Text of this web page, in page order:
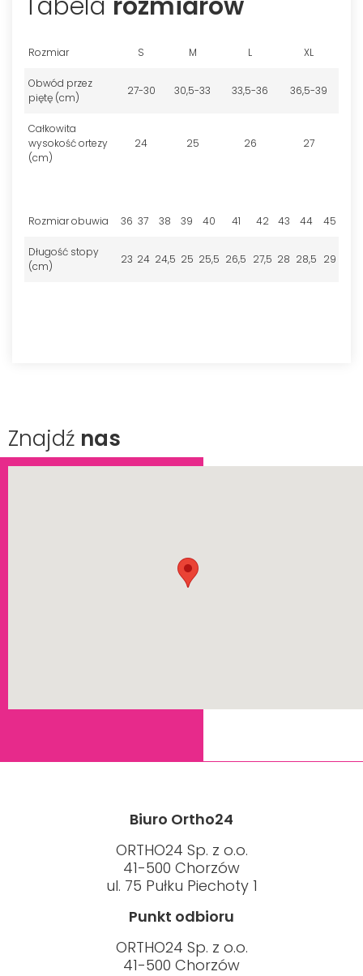
Rozmiar S M L XL
Obwód przez
piętę (cm)
27-30 30,5-33 33,5-36 36,5-39
Całkowita
wysokość ortezy
(cm)
24 25 26 27
Rozmiar obuwia 36 37 38 39 40 41 42 43 44 45
Długość stopy
(cm)
23 24 24,5 25 25,5 26,5 27,5 28 28,5 29
Znajdź nas
Biuro Ortho24
ORTHO24 Sp. z o.o.
41-500 Chorzów
ul. 75 Pułku Piechoty 1
Punkt odbioru
ORTHO24 Sp. z o.o.
41-500 Chorzów